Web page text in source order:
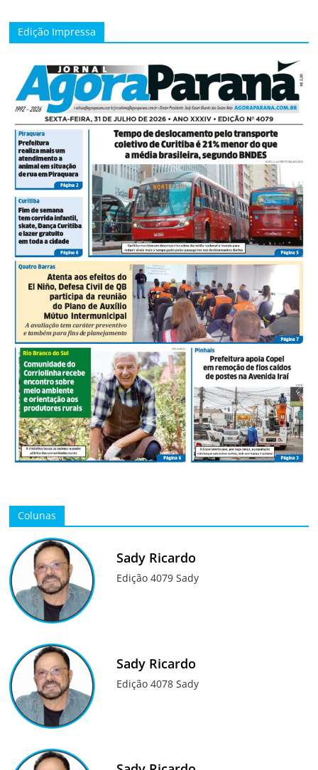
Edição Impressa
Colunas
Sady Ricardo
Edição 4079 Sady
Sady Ricardo
Edição 4078 Sady